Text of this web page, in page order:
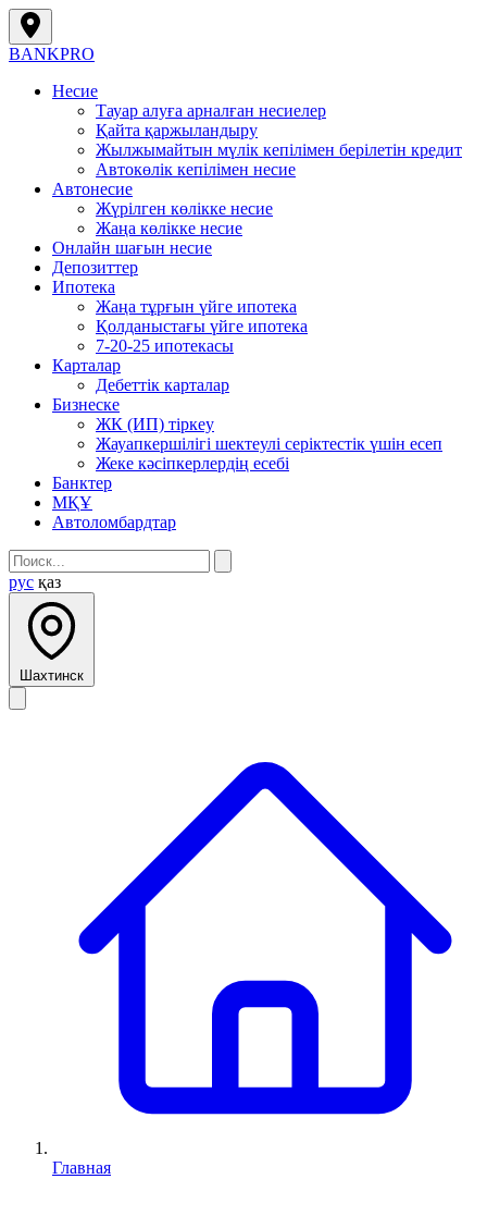
BANKPRO
Несие
Тауар алуға арналған несиелер
Қайта қаржыландыру
Жылжымайтын мүлік кепілімен берілетін кредит
Автокөлік кепілімен несие
Автонесие
Жүрілген көлікке несие
Жаңа көлікке несие
Онлайн шағын несие
Депозиттер
Ипотека
Жаңа тұрғын үйге ипотека
Қолданыстағы үйге ипотека
7-20-25 ипотекасы
Карталар
Дебеттік карталар
Бизнеске
ЖК (ИП) тіркеу
Жауапкершілігі шектеулі серіктестік үшін есеп
Жеке кәсіпкерлердің есебі
Банктер
МҚҰ
Автоломбардтар
рус қаз
Шахтинск
Главная